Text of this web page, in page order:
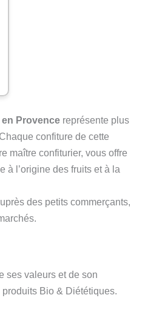
en Provence représente plus
confiture de cette
maître confiturier, vous offre
à l’origine des fruits et à la
des petits commerçants,
ses valeurs et de son
Bio & Diététiques.